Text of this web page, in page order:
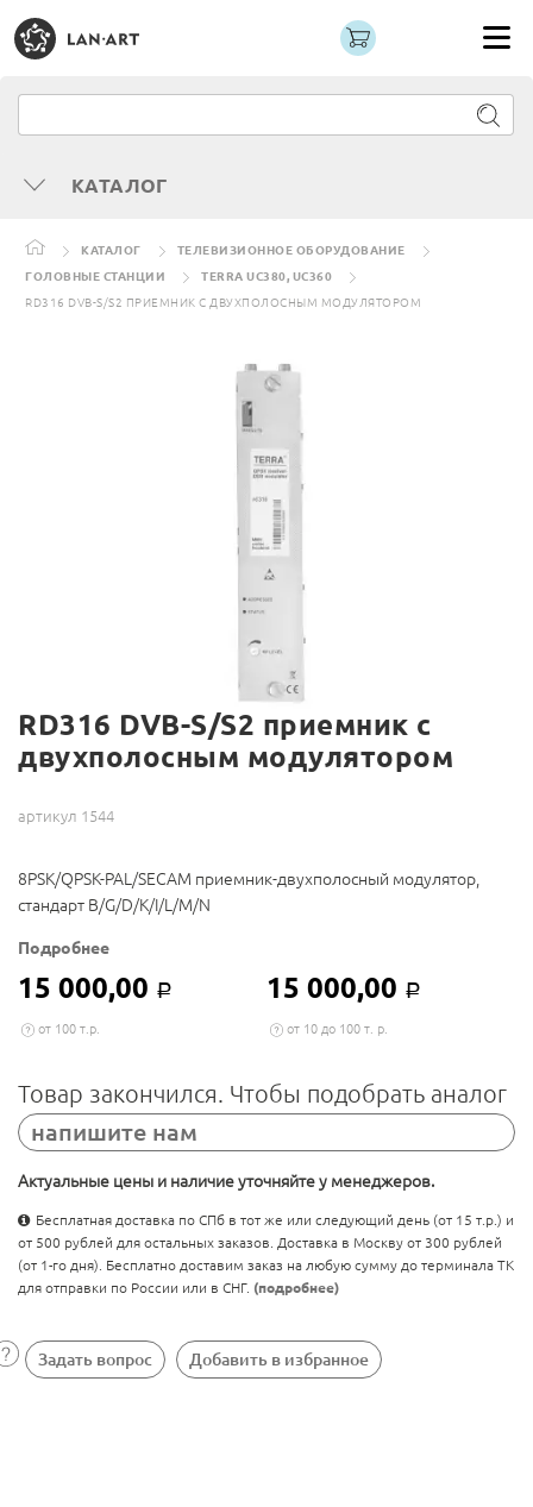
КАТАЛОГ
КАТАЛОГ
ТЕЛЕВИЗИОННОЕ ОБОРУДОВАНИЕ
ГОЛОВНЫЕ СТАНЦИИ
TERRA UC380, UC360
RD316 DVB-S/S2 ПРИЕМНИК С ДВУХПОЛОСНЫМ МОДУЛЯТОРОМ
RD316 DVB-S/S2 приемник с
двухполосным модулятором
артикул 1544
8PSK/QPSK-PAL/SECAM приемник-двухполосный модулятор,
стандарт B/G/D/K/I/L/M/N
Подробнее
15 000,00 Р 15 000,00 Р
от 100 т.р. от 10 до 100 т. р.
Товар закончился. Чтобы подобрать аналог
напишите нам
Актуальные цены и наличие уточняйте у менеджеров.
Бесплатная доставка по СПб в тот же или следующий день (от 15 т.р.) и
от 500 рублей для остальных заказов. Доставка в Москву от 300 рублей
(от 1-го дня). Бесплатно доставим заказ на любую сумму до терминала ТК
для отправки по России или в СНГ. (подробнее)
Задать вопрос Добавить в избранное